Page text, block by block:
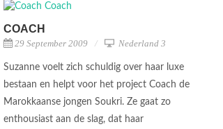
COACH
29 September 2009 Nederland 3
Suzanne voelt zich schuldig over haar luxe
bestaan en helpt voor het project Coach de
Marokkaanse jongen Soukri. Ze gaat zo
enthousiast aan de slag, dat haar